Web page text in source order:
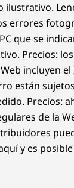
ilustrativo.
errores
que se
Precios:
incluyen el
están
Precios:
de la
y es